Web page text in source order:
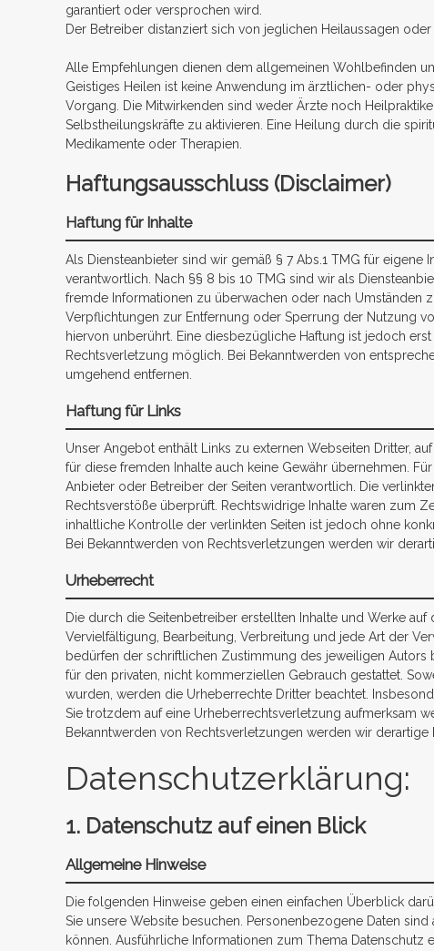
garantiert oder versprochen wird.
Der Betreiber distanziert sich von jeglichen Heilaussagen
Alle Empfehlungen dienen dem allgemeinen Wohlbefinden
Geistiges Heilen ist keine Anwendung im ärztlichen- oder
Vorgang. Die Mitwirkenden sind weder Ärzte noch
Selbstheilungskräfte zu aktivieren. Eine Heilung durch die
Medikamente oder Therapien.
Haftungsausschluss (Disclaimer)
Haftung für Inhalte
Als Diensteanbieter sind wir gemäß § 7 Abs.1 TMG für eigene
verantwortlich. Nach §§ 8 bis 10 TMG sind wir als
fremde Informationen zu überwachen oder nach Umständen
Verpflichtungen zur Entfernung oder Sperrung der Nutzung
hiervon unberührt. Eine diesbezügliche Haftung ist jedoch
Rechtsverletzung möglich. Bei Bekanntwerden von
umgehend entfernen.
Haftung für Links
Unser Angebot enthält Links zu externen Webseiten Dritter,
für diese fremden Inhalte auch keine Gewähr übernehmen.
Anbieter oder Betreiber der Seiten verantwortlich. Die
Rechtsverstöße überprüft. Rechtswidrige Inhalte waren zum
inhaltliche Kontrolle der verlinkten Seiten ist jedoch ohne
Bei Bekanntwerden von Rechtsverletzungen werden wir
Urheberrecht
Die durch die Seitenbetreiber erstellten Inhalte und Werke
Vervielfältigung, Bearbeitung, Verbreitung und jede Art der
bedürfen der schriftlichen Zustimmung des jeweiligen
für den privaten, nicht kommerziellen Gebrauch gestattet.
wurden, werden die Urheberrechte Dritter beachtet.
Sie trotzdem auf eine Urheberrechtsverletzung aufmerksam
Bekanntwerden von Rechtsverletzungen werden wir derartige
Datenschutzerklärung:
1. Datenschutz auf einen Blick
Allgemeine Hinweise
Die folgenden Hinweise geben einen einfachen Überblick
Sie unsere Website besuchen. Personenbezogene Daten
können. Ausführliche Informationen zum Thema Datenschutz